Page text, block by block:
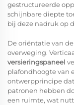
gestructureerde
schijnbare diepte
bij deze nadruk op
De oriëntatie van
overweging.
versieringspaneel
plafondhoogte van
ontwerpprincipe
patronen hebben
een ruimte, wat